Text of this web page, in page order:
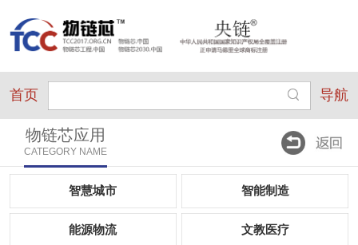
首页 导航
物链芯应用
CATEGORY NAME
智慧城市 智能制造
能源物流 文教医疗